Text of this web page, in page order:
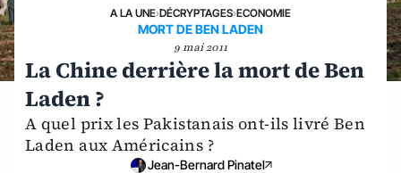
A LA UNE›DÉCRYPTAGES›ECONOMIE
MORT DE BEN LADEN
9 mai 2011
La Chine derrière la mort de Ben
Laden ?
A quel prix les Pakistanais ont-ils livré Ben
Laden aux Américains ?
Jean-Bernard Pinatel